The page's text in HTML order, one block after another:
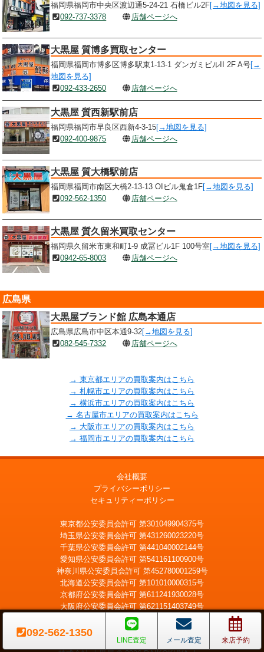
福岡県福岡市中央区渡辺通5-24-21 石橋ビル2F[→地図を見る]
092-737-3378
店舗ページへ
大黒屋 質博多買取センター
福岡県福岡市博多区博多駅東1-13-1 ダンガミビルII 2F A号[→
地図を見る]
092-433-2650
店舗ページへ
大黒屋 質西新駅前店
福岡県福岡市早良区西新4-3-15[→地図を見る]
092-400-9875
店舗ページへ
大黒屋 質大橋駅前店
福岡県福岡市南区大橋2-13-13 OIビル鬼倉1F[→地図を見る]
092-562-1350
店舗ページへ
大黒屋 質久留米買取センター
福岡県久留米市東和町1-9 成冨ビル1F 100号室 [→地図を見る]
0942-65-8003
店舗ページへ
広島県
大黒屋ブランド館 広島本通店
広島県広島市中区本通9-32[→地図を見る]
082-545-7332
店舗ページへ
→ 東京都エリアの買取案内はこちら
→ 札幌市エリアの買取案内はこちら
→ 横浜市エリアの買取案内はこちら
→ 名古屋市エリアの買取案内はこちら
→ 大阪市エリアの買取案内はこちら
→ 福岡市エリアの買取案内はこちら
092-562-1350
LINE査定 メール査定 来店予約
会社概要
プライバシーポリシー
セキュリティーポリシー
東京都公安委員会許可 第301049904375号
埼玉県公安委員会許可 第431260023220号
千葉県公安委員会許可 第441040002144号
愛知県公安委員会許可 第541161100900号
神奈川県公安委員会許可 第452780001259号
北海道公安委員会許可 第101010000315号
京都府公安委員会許可 第611241930028号
大阪府公安委員会許可 第621151403749号
広島県公安委員会許可 第731020900021号
福岡県公安委員会許可 第909990034054号